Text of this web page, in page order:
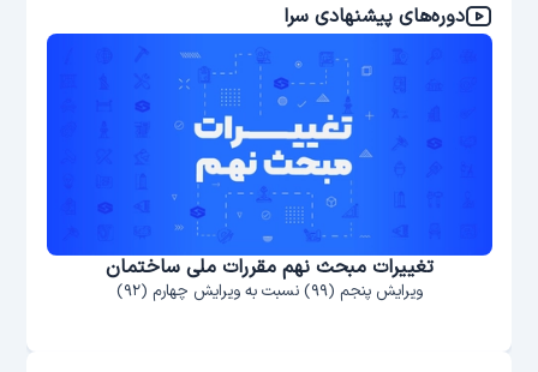
دوره‌های پیشنهادی سرا
تغییرات مبحث نهم مقررات ملی ساختمان
ویرایش پنجم (۹۹) نسبت به ویرایش چهارم (۹۲)